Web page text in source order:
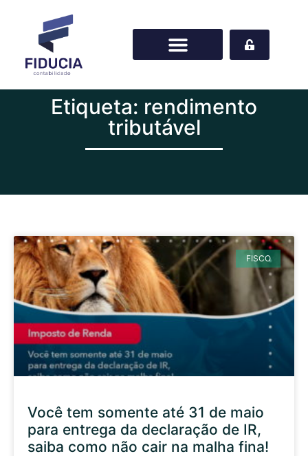
Etiqueta: rendimento
tributável
FISCO
Você tem somente até 31 de maio
para entrega da declaração de IR,
saiba como não cair na malha fina!